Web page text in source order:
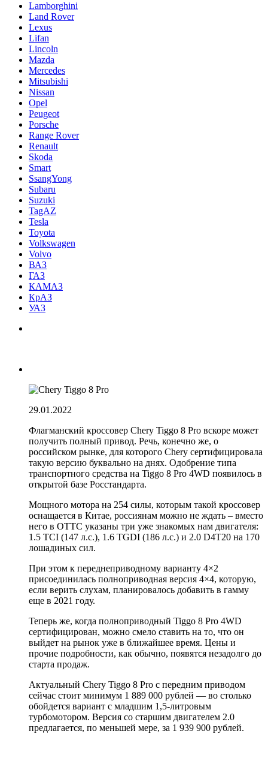
Lamborghini
Land Rover
Lexus
Lifan
Lincoln
Mazda
Mercedes
Mitsubishi
Nissan
Opel
Peugeot
Porsche
Range Rover
Renault
Skoda
Smart
SsangYong
Subaru
Suzuki
TagAZ
Tesla
Toyota
Volkswagen
Volvo
ВАЗ
ГАЗ
КАМАЗ
КрАЗ
УАЗ
29.01.2022
Флагманский кроссовер Chery Tiggo 8 Pro вскоре может
получить полный привод. Речь, конечно же, о
российском рынке, для которого Chery сертифицировала
такую версию буквально на днях. Одобрение типа
транспортного средства на Tiggo 8 Pro 4WD появилось в
открытой базе Росстандарта.
Мощного мотора на 254 силы, которым такой кроссовер
оснащается в Китае, россиянам можно не ждать – вместо
него в ОТТС указаны три уже знакомых нам двигателя:
1.5 TCI (147 л.с.), 1.6 TGDI (186 л.с.) и 2.0 D4T20 на 170
лошадиных сил.
При этом к переднеприводному варианту 4×2
присоединилась полноприводная версия 4×4, которую,
если верить слухам, планировалось добавить в гамму
еще в 2021 году.
Теперь же, когда полноприводный Tiggo 8 Pro 4WD
сертифицирован, можно смело ставить на то, что он
выйдет на рынок уже в ближайшее время. Цены и
прочие подробности, как обычно, появятся незадолго до
старта продаж.
Актуальный Chery Tiggo 8 Pro с передним приводом
сейчас стоит минимум 1 889 000 рублей — во столько
обойдется вариант с младшим 1,5-литровым
турбомотором. Версия со старшим двигателем 2.0
предлагается, по меньшей мере, за 1 939 900 рублей.